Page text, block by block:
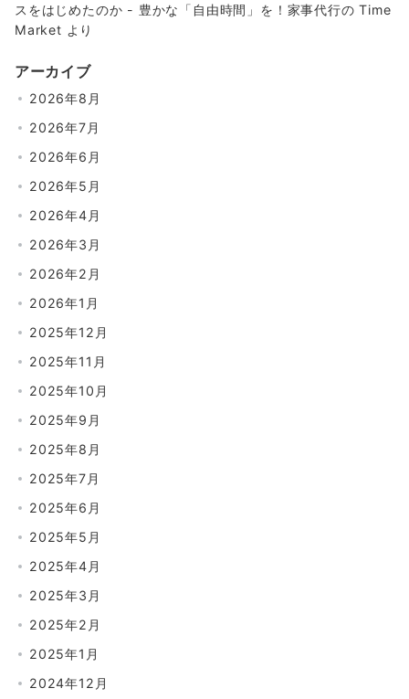
スをはじめたのか - 豊かな「自由時間」を！家事代行の Time
Market より
アーカイブ
2026年8月
2026年7月
2026年6月
2026年5月
2026年4月
2026年3月
2026年2月
2026年1月
2025年12月
2025年11月
2025年10月
2025年9月
2025年8月
2025年7月
2025年6月
2025年5月
2025年4月
2025年3月
2025年2月
2025年1月
2024年12月